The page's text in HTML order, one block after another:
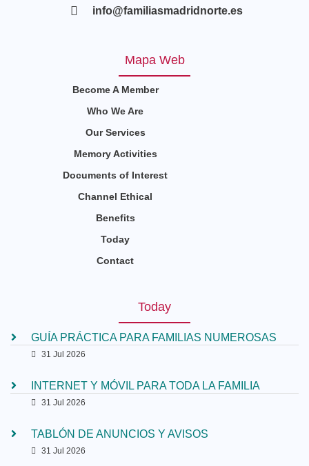
info@familiasmadridnorte.es
Mapa Web
Become A Member
Who We Are
Our Services
Memory Activities
Documents of Interest
Channel Ethical
Benefits
Today
Contact
Today
GUÍA PRÁCTICA PARA FAMILIAS NUMEROSAS
31 Jul 2026
INTERNET Y MÓVIL PARA TODA LA FAMILIA
31 Jul 2026
TABLÓN DE ANUNCIOS Y AVISOS
31 Jul 2026